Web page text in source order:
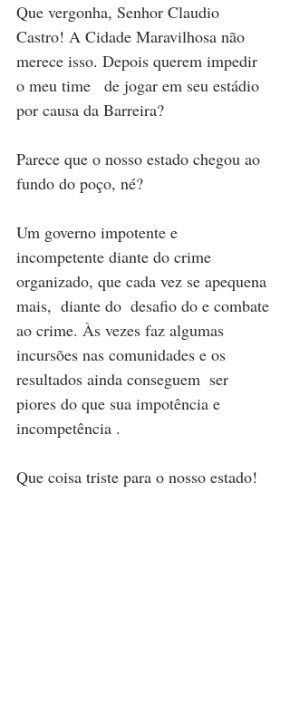
Que vergonha, Senhor Claudio
Castro! A Cidade Maravilhosa não
merece isso. Depois querem impedir
o meu time   de jogar em seu estádio
por causa da Barreira?
Parece que o nosso estado chegou ao
fundo do poço, né?
Um governo impotente e
incompetente diante do crime
organizado, que cada vez se apequena
mais,  diante do  desafio do e combate
ao crime. Às vezes faz algumas
incursões nas comunidades e os
resultados ainda conseguem  ser
piores do que sua impotência e
incompetência .
Que coisa triste para o nosso estado!